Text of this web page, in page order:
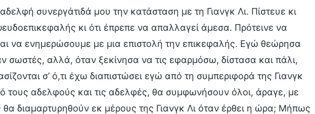
συνεργάτιδά μου την κατάσταση με τη Γιανγκ Λι. Πίστευε κι
κι ότι έπρεπε να απαλλαγεί άμεσα. Πρότεινε να
να ενημερώσουμε με μια επιστολή την επικεφαλής. Εγώ θεώρησα
σωστές, αλλά, όταν ξεκίνησα να τις εφαρμόσω, δίστασα και πάλι,
σ’ ό,τι έχω διαπιστώσει εγώ από τη συμπεριφορά της Γιανγκ
τους αδελφούς και τις αδελφές, θα συμφωνήσουν όλοι, άραγε, με
διαμαρτυρηθούν εκ μέρους της Γιανγκ Λι όταν έρθει η ώρα; Μήπως